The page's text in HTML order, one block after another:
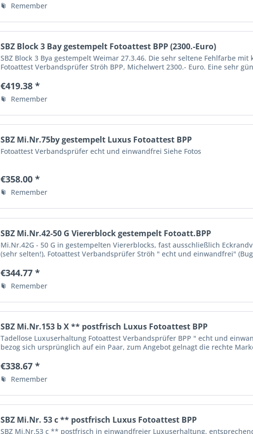
Remember
SBZ Block 3 Bay gestempelt Fotoattest BPP (2300.-Euro)
SBZ Block 3 Bya gestempelt Weimar 27.3.46. Die sehr seltene Fehlfarbe mit
Fotoattest Verbandsprüfer Ströh BPP, Michelwert 2300.- Euro. Eine sehr
€419.38 *
Remember
SBZ Mi.Nr.75by gestempelt Luxus Fotoattest BPP
Fotoattest Verbandsprüfer echt und einwandfrei Siehe Fotos
€358.00 *
Remember
SBZ Mi.Nr.42-50 G Viererblock gestempelt Fotoatt.BPP
Mi.Nr.42G - 50 G in gestempelten Viererblocks, fast ausschließlich
(sehr selten!), Fotoattest Verbandsprüfer Ströh " echt und einwandfrei"
€344.77 *
Remember
SBZ Mi.Nr.153 b X ** postfrisch Luxus Fotoattest BPP
Tadellose Luxuserhaltung Fotoattest Verbandsprüfer BPP " echt und
bezog sich ursprünglich auf ein Paar, zum Angebot gelnagt die rechte
€338.67 *
Remember
SBZ Mi.Nr. 53 c ** postfrisch Luxus Fotoattest BPP
SBZ Mi.Nr.53 c ** postfrisch in einwandfreier Luxuserhaltung,